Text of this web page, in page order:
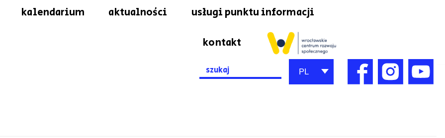
kalendarium aktualności usługi punktu informacji
kontakt
Search
for:
PL